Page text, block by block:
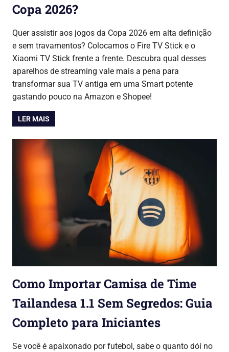
Copa 2026?
Quer assistir aos jogos da Copa 2026 em alta definição
e sem travamentos? Colocamos o Fire TV Stick e o
Xiaomi TV Stick frente a frente. Descubra qual desses
aparelhos de streaming vale mais a pena para
transformar sua TV antiga em uma Smart potente
gastando pouco na Amazon e Shopee!
LER MAIS
Como Importar Camisa de Time
Tailandesa 1.1 Sem Segredos: Guia
Completo para Iniciantes
Se você é apaixonado por futebol, sabe o quanto dói no